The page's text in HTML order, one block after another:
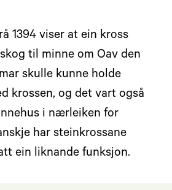
1394 viser at ein kross
til minne om Oav den
skulle kunne holde
krossen, og det vart også
i nærleiken for
har steinkrossane
ein liknande funksjon.